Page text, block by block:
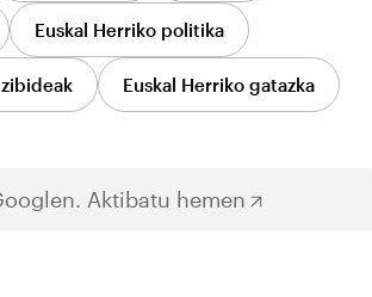
Euskal Herriko politika
Euskal Herriko gatazka
Aktibatu hemen